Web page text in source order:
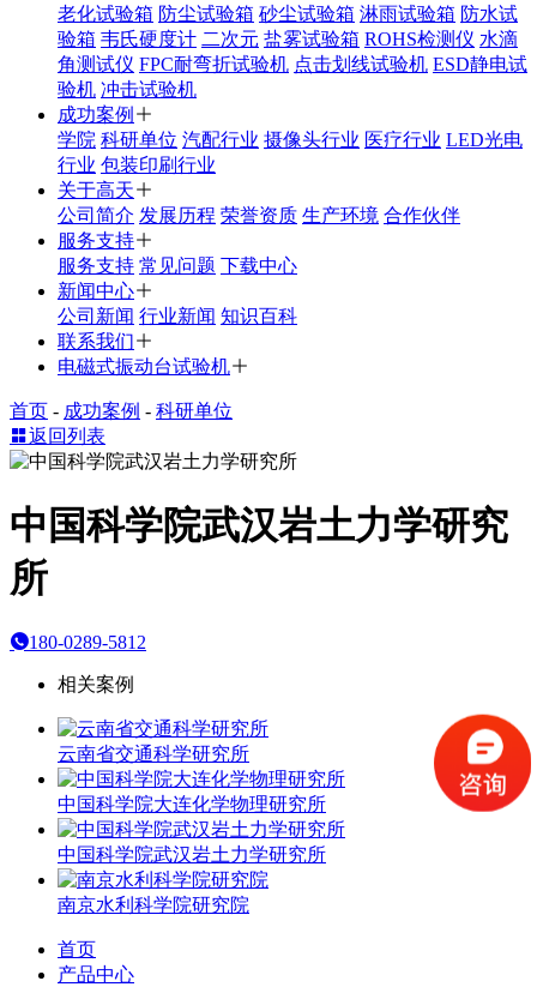
老化试验箱 防尘试验箱 砂尘试验箱 淋雨试验箱 防水试
验箱 韦氏硬度计 二次元 盐雾试验箱 ROHS检测仪 水滴
角测试仪 FPC耐弯折试验机 点击划线试验机 ESD静电试
验机 冲击试验机
成功案例
学院 科研单位 汽配行业 摄像头行业 医疗行业 LED光电
行业 包装印刷行业
关于高天
公司简介 发展历程 荣誉资质 生产环境 合作伙伴
服务支持
服务支持 常见问题 下载中心
新闻中心
公司新闻 行业新闻 知识百科
联系我们
电磁式振动台试验机
首页 - 成功案例 - 科研单位
返回列表
中国科学院武汉岩土力学研究
所
180-0289-5812
相关案例
云南省交通科学研究所
中国科学院大连化学物理研究所
中国科学院武汉岩土力学研究所
南京水利科学院研究院
首页
产品中心